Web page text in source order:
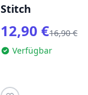
Stitch
12,90 €16,90 €
Verfügbar